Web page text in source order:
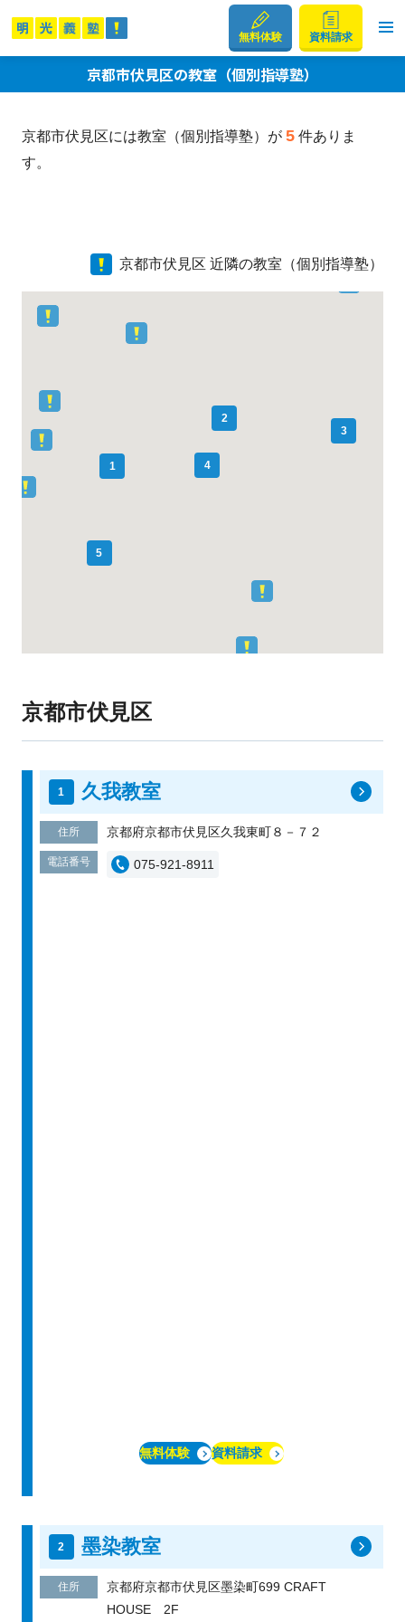
無料体験 資料請求
京都市伏見区の教室（個別指導塾）
京都市伏見区には教室（個別指導塾）が 5件ありま
す。
京都市伏見区 近隣の教室（個別指導塾）
2
4
5
3
1
京都市伏見区
久我教室
住所 京都府京都市伏見区久我東町８－７２
電話番号 075-921-8911
無料体験 資料請求
墨染教室
住所
京都府京都市伏見区墨染町699 CRAFT
HOUSE 2F